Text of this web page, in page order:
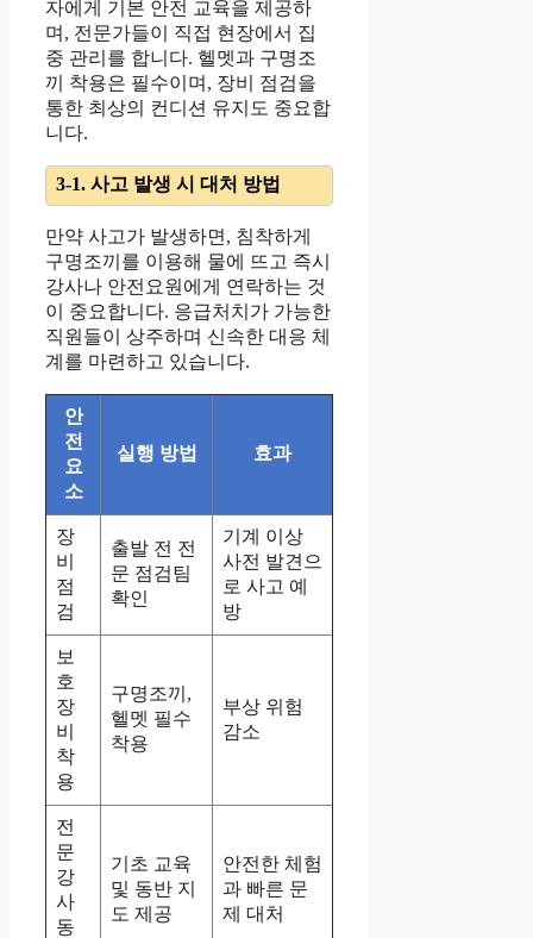
자에게 기본 안전 교육을 제공하
며, 전문가들이 직접 현장에서 집
중 관리를 합니다. 헬멧과 구명조
끼 착용은 필수이며, 장비 점검을
통한 최상의 컨디션 유지도 중요합
니다.
3-1. 사고 발생 시 대처 방법
만약 사고가 발생하면, 침착하게
구명조끼를 이용해 물에 뜨고 즉시
강사나 안전요원에게 연락하는 것
이 중요합니다. 응급처치가 가능한
직원들이 상주하며 신속한 대응 체
계를 마련하고 있습니다.
안
전
요
소
실행 방법 효과
장
비
점
검
출발 전 전
문 점검팀
확인
기계 이상
사전 발견으
로 사고 예
방
보
호
장
비
착
용
구명조끼,
헬멧 필수
착용
부상 위험
감소
전
문
강
사
동
기초 교육
및 동반 지
도 제공
안전한 체험
과 빠른 문
제 대처